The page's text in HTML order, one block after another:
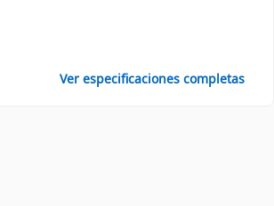
Ver especificaciones completas